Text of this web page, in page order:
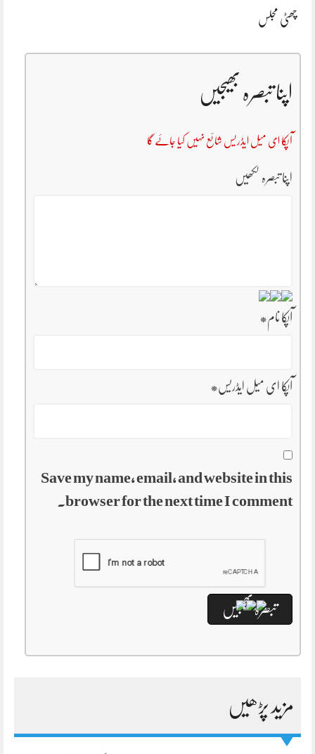
چھٹی مجلس
اپنا تبصرہ بھیجیں
آپکا ای میل ایڈریس شائع نہیں کیا جائے گا
اپنا تبصرہ لکھیں
آپکا نام*
آپکا ای میل ایڈریس*
Save my name, email, and website in this
browser for the next time I comment.
مزید پڑھیں